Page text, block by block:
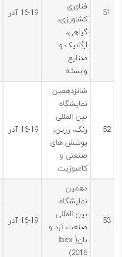
51
فناوری
کشاورزی،
گیاهی،
ارگانیک و
صنایع
وابسته
16-19 آذر
52
شانزدهمین
نمایشگاه
بین المللی
رنگ، رزین،
پوشش های
صنعتی و
کامبوزیت
16-19 آذر
53
دهمين
نمایشگاه
بین المللی
صنعت آرد و
نان( Ibex
2016)
16-19 آذر